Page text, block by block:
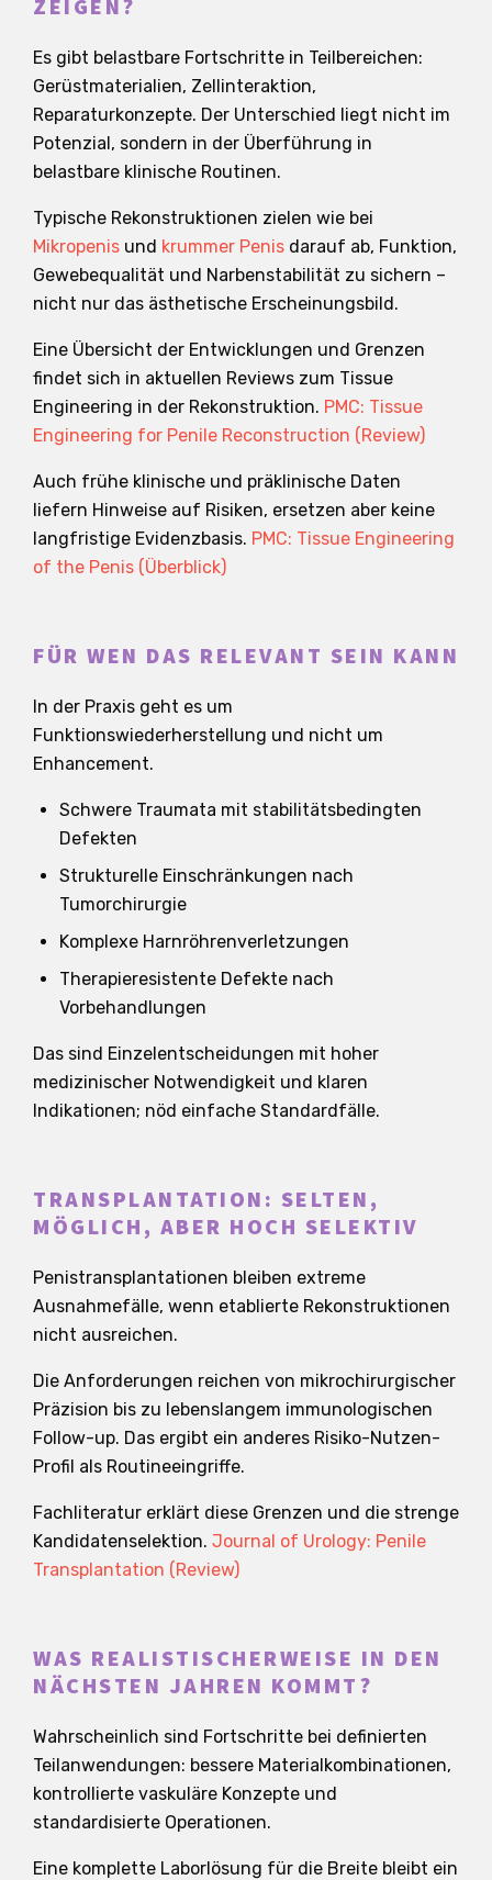
ZEIGEN?
Es gibt belastbare Fortschritte in Teilbereichen:
Gerüstmaterialien, Zellinteraktion,
Reparaturkonzepte. Der Unterschied liegt nicht im
Potenzial, sondern in der Überführung in
belastbare klinische Routinen.
Typische Rekonstruktionen zielen wie bei
Mikropenis und krummer Penis darauf ab, Funktion,
Gewebequalität und Narbenstabilität zu sichern –
nicht nur das ästhetische Erscheinungsbild.
Eine Übersicht der Entwicklungen und Grenzen
findet sich in aktuellen Reviews zum Tissue
Engineering in der Rekonstruktion. PMC: Tissue
Engineering for Penile Reconstruction (Review)
Auch frühe klinische und präklinische Daten
liefern Hinweise auf Risiken, ersetzen aber keine
langfristige Evidenzbasis. PMC: Tissue Engineering
of the Penis (Überblick)
FÜR WEN DAS RELEVANT SEIN KANN
In der Praxis geht es um
Funktionswiederherstellung und nicht um
Enhancement.
Schwere Traumata mit stabilitätsbedingten
Defekten
Strukturelle Einschränkungen nach
Tumorchirurgie
Komplexe Harnröhrenverletzungen
Therapieresistente Defekte nach
Vorbehandlungen
Das sind Einzelentscheidungen mit hoher
medizinischer Notwendigkeit und klaren
Indikationen; nöd einfache Standardfälle.
TRANSPLANTATION: SELTEN,
MÖGLICH, ABER HOCH SELEKTIV
Penistransplantationen bleiben extreme
Ausnahmefälle, wenn etablierte Rekonstruktionen
nicht ausreichen.
Die Anforderungen reichen von mikrochirurgischer
Präzision bis zu lebenslangem immunologischen
Follow-up. Das ergibt ein anderes Risiko-Nutzen-
Profil als Routineeingriffe.
Fachliteratur erklärt diese Grenzen und die strenge
Kandidatenselektion. Journal of Urology: Penile
Transplantation (Review)
WAS REALISTISCHERWEISE IN DEN
NÄCHSTEN JAHREN KOMMT?
Wahrscheinlich sind Fortschritte bei definierten
Teilanwendungen: bessere Materialkombinationen,
kontrollierte vaskuläre Konzepte und
standardisierte Operationen.
Eine komplette Laborlösung für die Breite bleibt ein